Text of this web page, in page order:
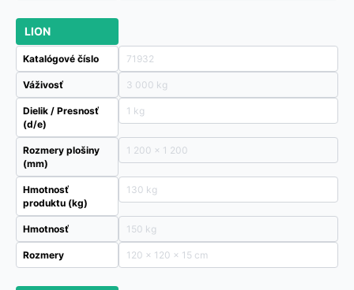
LION
Katalógové číslo 71932
Váživosť 3 000 kg
Dielik / Presnosť
(d/e)
1 kg
Rozmery plošiny
(mm)
1 200 x 1 200
Hmotnosť
produktu (kg)
130 kg
Hmotnosť 150 kg
Rozmery 120 × 120 × 15 cm